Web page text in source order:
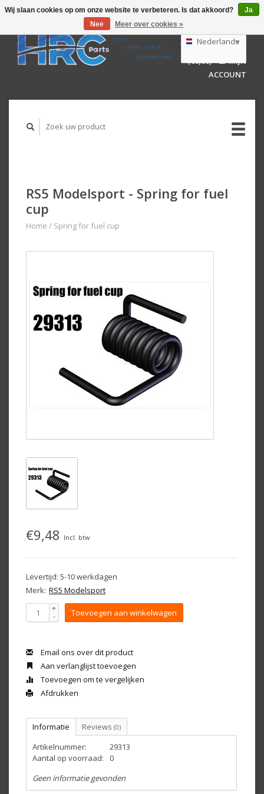
GBP
AUD
Nederlands
Deutsch
English
WINKELWAGEN
(€0,00)
MIJN
ACCOUNT
RS5 Modelsport - Spring for fuel
cup
Home / Spring for fuel cup
€9,48 Incl. btw
Levertijd: 5-10 werkdagen
Merk: RS5 Modelsport
+
- Toevoegen aan winkelwagen
Email ons over dit product
Aan verlanglijst toevoegen
Toevoegen om te vergelijken
Afdrukken
Informatie Reviews (0)
Artikelnummer:
29313
Aantal op voorraad:
0
Geen informatie gevonden
Wij slaan cookies op om onze website te verbeteren. Is dat akkoord?
Ja
Nee
Meer over cookies »